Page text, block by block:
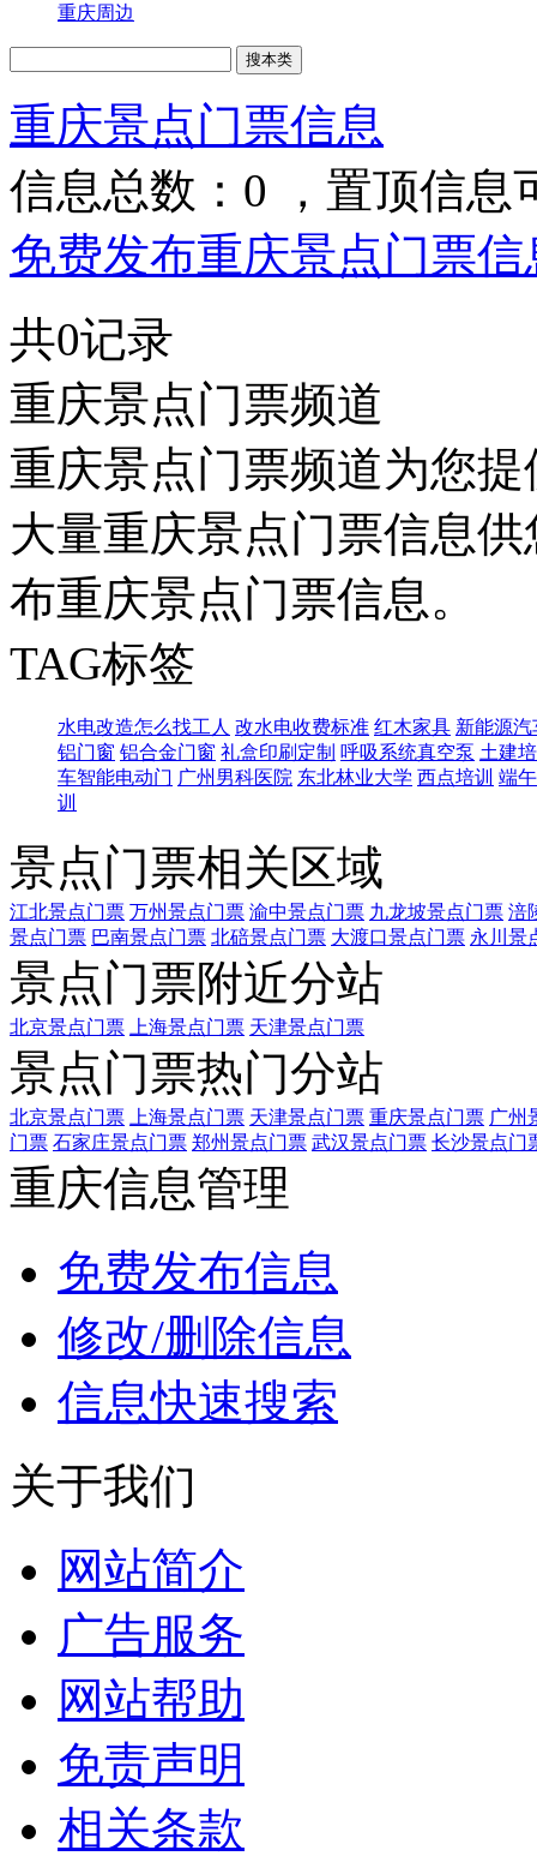
重庆周边
重庆景点门票信息
信息总数： 0 ，置顶信息
免费发布重庆景点门票信
共0记录
重庆景点门票频道
重庆景点门票频道为您
大量重庆景点门票信息
布重庆景点门票信息。
TAG标签
水电改造怎么找工人 改水电收费标准 红木家具 新能源汽
铝门窗 铝合金门窗 礼盒印刷定制 呼吸系统真空泵 土建
车智能电动门 广州男科医院 东北林业大学 西点培训 端
训
景点门票相关区域
江北景点门票 万州景点门票 渝中景点门票 九龙坡景点门票 涪
景点门票 巴南景点门票 北碚景点门票 大渡口景点门票 永川景
景点门票附近分站
北京景点门票 上海景点门票 天津景点门票
景点门票热门分站
北京景点门票 上海景点门票 天津景点门票 重庆景点门票 广州
门票 石家庄景点门票 郑州景点门票 武汉景点门票 长沙景点门
重庆信息管理
免费发布信息
修改/删除信息
信息快速搜索
关于我们
网站简介
广告服务
网站帮助
免责声明
相关条款